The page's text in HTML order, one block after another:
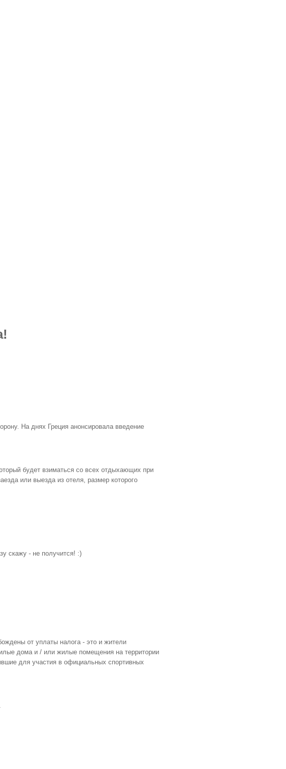
На днях Греция анонсировала введение
будет взиматься со всех отдыхающих при
или выезда из отеля, размер которого
скажу - не получится! :)
от уплаты налога - это и жители
дома и / или жилые помещения на территории
для участия в официальных спортивных